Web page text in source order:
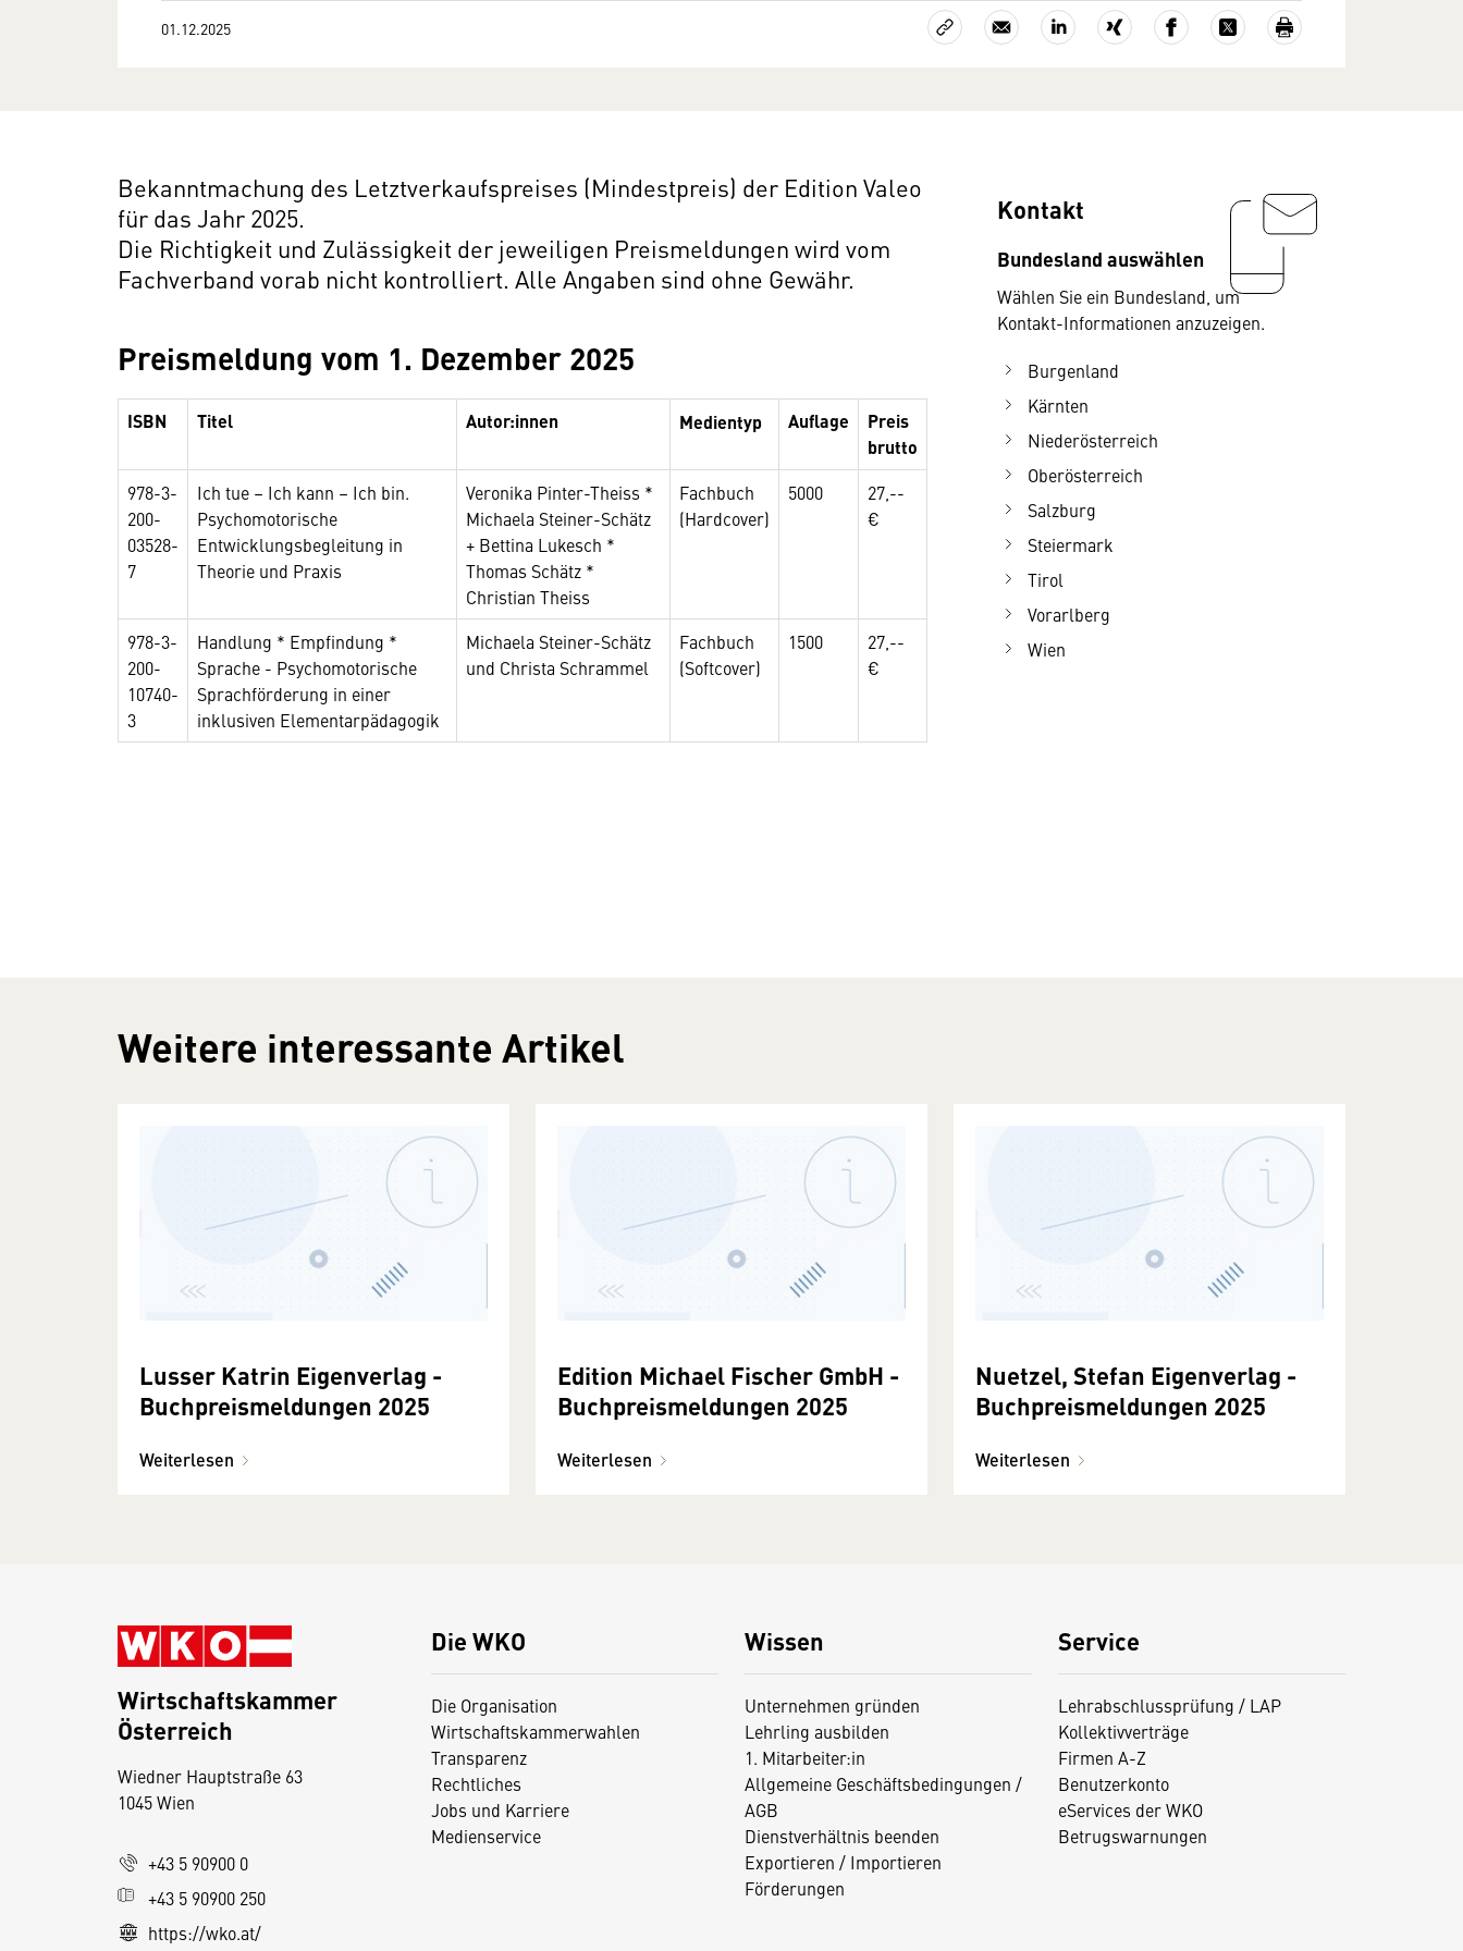
01.12.2025
Bekanntmachung des Letztverkaufspreises (Mindestpreis) der Edition Valeo
für das Jahr 2025.
Die Richtigkeit und Zulässigkeit der jeweiligen Preismeldungen wird vom
Fachverband vorab nicht kontrolliert. Alle Angaben sind ohne Gewähr.
Preismeldung vom 1. Dezember 2025
ISBN Titel Autor:innen Medientyp Auflage
Preis
brutto
978-3-
200-
03528-
7
Ich tue – Ich kann – Ich bin.
Psychomotorische
Entwicklungsbegleitung in
Theorie und Praxis
Veronika Pinter-Theiss *
Michaela Steiner-Schätz
+ Bettina Lukesch *
Thomas Schätz *
Christian Theiss
Fachbuch
(Hardcover)
5000
27,--
€
978-3-
200-
10740-
3
Handlung * Empfindung *
Sprache - Psychomotorische
Sprachförderung in einer
inklusiven Elementarpädagogik
Michaela Steiner-Schätz
und Christa Schrammel
Fachbuch
(Softcover)
1500
27,--
€
Kontakt
Bundesland auswählen
Wählen Sie ein Bundesland, um
Kontakt-Informationen anzuzeigen.
Burgenland
Kärnten
Niederösterreich
Oberösterreich
Salzburg
Steiermark
Tirol
Vorarlberg
Wien
Weitere interessante Artikel
Lusser Katrin Eigenverlag -
Buchpreismeldungen 2025
Weiterlesen
Edition Michael Fischer GmbH -
Buchpreismeldungen 2025
Weiterlesen
Nuetzel, Stefan Eigenverlag -
Buchpreismeldungen 2025
Weiterlesen
Die WKO
Die Organisation
Wirtschaftskammerwahlen
Transparenz
Rechtliches
Jobs und Karriere
Medienservice
Wissen
Unternehmen gründen
Lehrling ausbilden
1. Mitarbeiter:in
Allgemeine Geschäftsbedingungen /
AGB
Dienstverhältnis beenden
Exportieren / Importieren
Förderungen
Service
Lehrabschlussprüfung / LAP
Kollektivverträge
Firmen A-Z
Benutzerkonto
eServices der WKO
Betrugswarnungen
Wirtschaftskammer
Österreich
Wiedner Hauptstraße 63
1045 Wien
+43 5 90900 0
+43 5 90900 250
https://wko.at/